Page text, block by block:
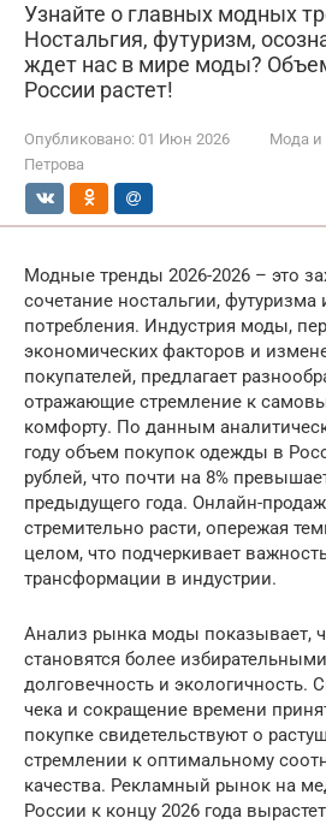
Узнайте о главных модных
Ностальгия, футуризм,
ждет нас в мире моды?
России растет!
Опубликовано: 01 Июн 2026 Мода и
Петрова
Модные тренды 2026-2026 – это
сочетание ностальгии, футуризма
потребления. Индустрия моды,
экономических факторов и
покупателей, предлагает
отражающие стремление к
комфорту. По данным
году объем покупок одежды в
рублей, что почти на 8%
предыдущего года. Онлайн-
стремительно расти, опережая
целом, что подчеркивает
трансформации в индустрии.
Анализ рынка моды показывает,
становятся более
долговечность и экологичность.
чека и сокращение времени
покупке свидетельствуют о
стремлении к оптимальному
качества. Рекламный рынок на
России к концу 2026 года